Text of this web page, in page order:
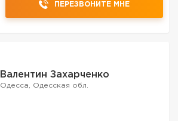
ПЕРЕЗВОНИТЕ МНЕ
Валентин Захарченко
Одесса, Одесская обл.